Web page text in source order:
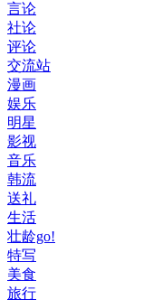
言论
社论
评论
交流站
漫画
娱乐
明星
影视
音乐
韩流
送礼
生活
壮龄go!
特写
美食
旅行